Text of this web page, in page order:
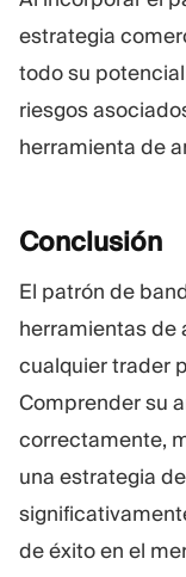
estrategia
todo su
riesgos
herramienta de
Conclusión
El patrón de
herramientas de
cualquier trader
Comprender su
correctamente,
una estrategia
de éxito en el